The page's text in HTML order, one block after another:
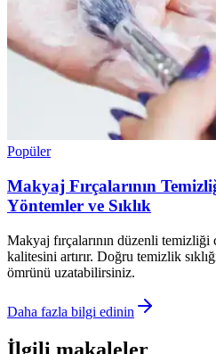
Popüler
Makyaj Fırçalarının
Yöntemler ve Sıklık
Makyaj fırçalarının düzenli temizliği
kalitesini artırır. Doğru temizlik
ömrünü uzatabilirsiniz.
Daha fazla bilgi edinin
İlgili makaleler